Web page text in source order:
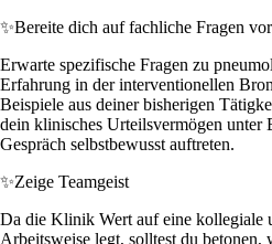
✨Bereite dich auf fachliche Fragen vor
Erwarte spezifische Fragen zu
Erfahrung in der interventionellen
Beispiele aus deiner bisherigen
dein klinisches Urteilsvermögen unter
Gespräch selbstbewusst auftreten.
✨Zeige Teamgeist
Da die Klinik Wert auf eine kollegiale
Arbeitsweise legt, solltest du